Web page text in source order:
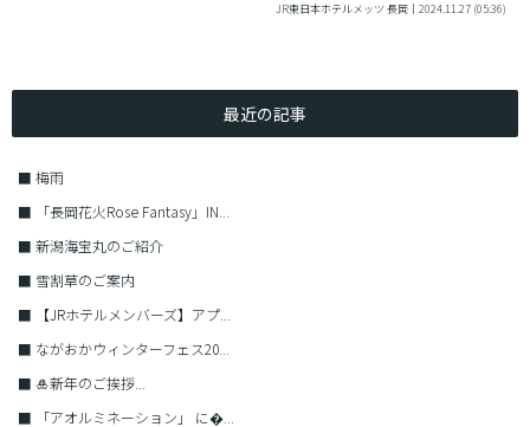
JR東日本ホテルメッツ 長岡｜2024.11.27 (05:36)
最近の記事
■ 梅雨
■
「長岡花火Rose Fantasy」IN...
■ 新潟海宝丸のご紹介
■ 雪割草のご案内
■
【JRホテルメンバーズ】アプ...
■ ながおかウィンターフェス20...
■ 🎍新年のご挨拶...
■
「アオルミネーション」 に�...